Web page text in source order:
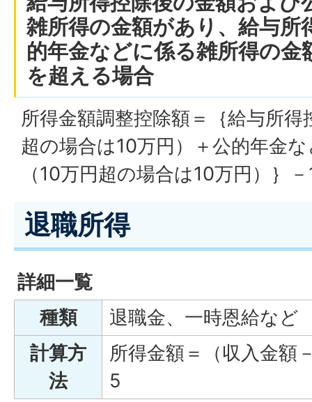
雑所得の金額があり、給与所
的年金などに係る雑所得の金
を超える場合
所得金額調整控除額＝｛給与所
超の場合は10万円）＋公的年金
（10万円超の場合は10万円）｝
退職所得
詳細一覧
種類
退職金、一時恩給など
計算方
法
所得金額＝（収入金額
5